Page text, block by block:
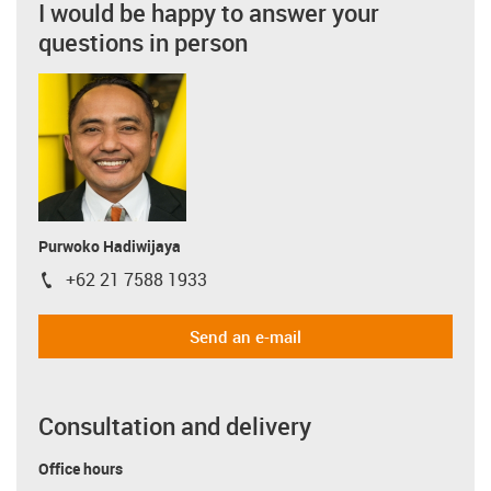
I would be happy to answer your
questions in person
Purwoko Hadiwijaya
igus-icon-phone
+62 21 7588 1933
Send an e-mail
Consultation and delivery
Office hours